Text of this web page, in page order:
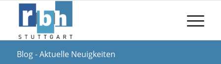
Blog - Aktuelle Neuigkeiten